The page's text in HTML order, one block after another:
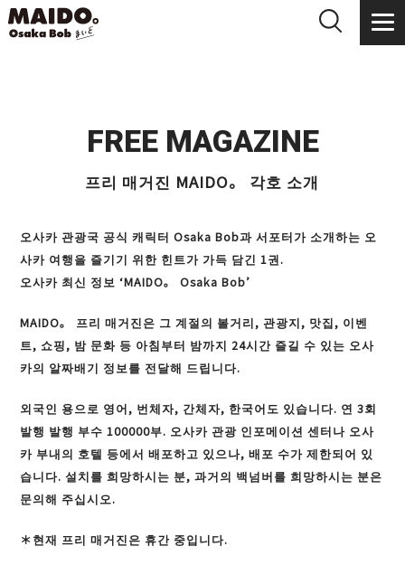
FREE MAGAZINE
프리 매거진 MAIDO。 각호 소개
오사카 관광국 공식 캐릭터 Osaka Bob과 서포터가 소개하는 오
사카 여행을 즐기기 위한 힌트가 가득 담긴 1권.
오사카 최신 정보 ‘MAIDO。 Osaka Bob’
MAIDO。 프리 매거진은 그 계절의 볼거리, 관광지, 맛집, 이벤
트, 쇼핑, 밤 문화 등 아침부터 밤까지 24시간 즐길 수 있는 오사
카의 알짜배기 정보를 전달해 드립니다.
외국인 용으로 영어, 번체자, 간체자, 한국어도 있습니다. 연 3회
발행 발행 부수 100000부. 오사카 관광 인포메이션 센터나 오사
카 부내의 호텔 등에서 배포하고 있으나, 배포 수가 제한되어 있
습니다. 설치를 희망하시는 분, 과거의 백넘버를 희망하시는 분은
문의해 주십시오.
＊현재 프리 매거진은 휴간 중입니다.